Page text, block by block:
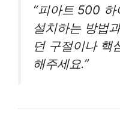
“피아트 500
설치하는 방법
던 구절이나 핵
해주세요.”